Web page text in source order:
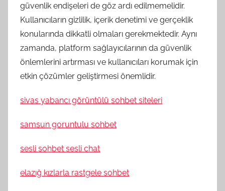
güvenlik endişeleri de göz ardı edilmemelidir.
Kullanıcıların gizlilik, içerik denetimi ve gerçeklik
konularında dikkatli olmaları gerekmektedir. Aynı
zamanda, platform sağlayıcılarının da güvenlik
önlemlerini artırması ve kullanıcıları korumak için
etkin çözümler geliştirmesi önemlidir.
sivas yabancı görüntülü sohbet siteleri
samsun goruntulu sohbet
sesli sohbet sesli chat
elazığ kızlarla rastgele sohbet